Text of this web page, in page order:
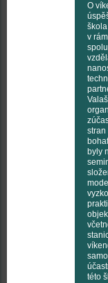
O
v
stran
byly
této